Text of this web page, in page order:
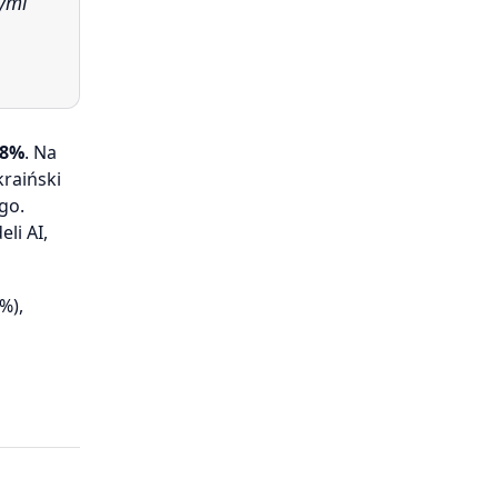
. Na
AI,